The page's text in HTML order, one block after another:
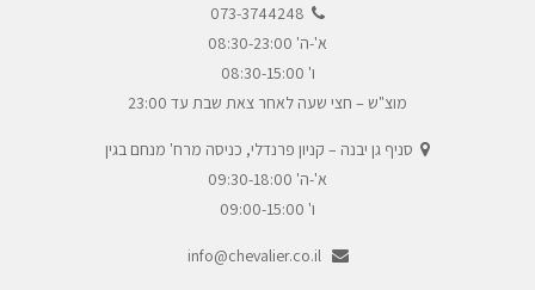
073-3744248
א'-ה' 08:30-23:00
ו' 08:30-15:00
מוצ"ש – חצי שעה לאחר צאת שבת עד 23:00
סניף גן יבנה – קניון פרנדלי, כניסה מרח' מנחם בגין
א'-ה' 09:30-18:00
ו' 09:00-15:00
info@chevalier.co.il